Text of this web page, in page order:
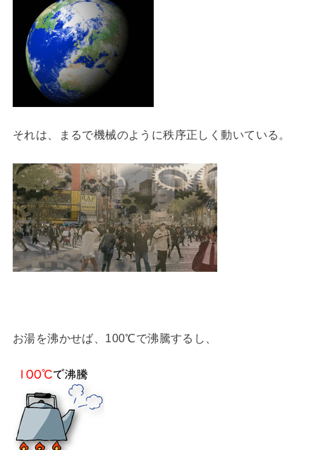
それは、まるで機械のように秩序正しく動いている。
お湯を沸かせば、100℃で沸騰するし、